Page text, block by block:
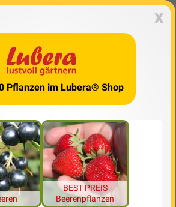
x
Pflanzen im Lubera® Shop
BEST PREIS
Beerenpflanzen